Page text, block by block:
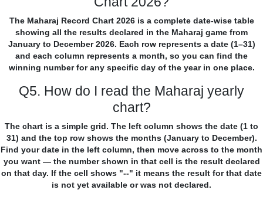
The Maharaj Record Chart 2026 is a complete date-wise table
showing all the results declared in the Maharaj game from
January to December 2026. Each row represents a date (1–31)
and each column represents a month, so you can find the
winning number for any specific day of the year in one place.
Q5. How do I read the Maharaj yearly
chart?
The chart is a simple grid. The left column shows the date (1 to
31) and the top row shows the months (January to December).
Find your date in the left column, then move across to the month
you want — the number shown in that cell is the result declared
on that day. If the cell shows "--" it means the result for that date
is not yet available or was not declared.